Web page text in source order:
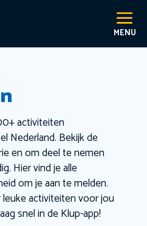
activiteiten
Nederland. Bekijk de
en om deel te nemen
Hier vind je alle
om je aan te melden.
activiteiten voor jou
snel in de Klup-app!